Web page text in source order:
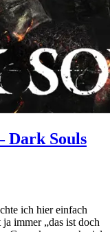
Dark Souls
ich hier einfach
immer „das ist doch